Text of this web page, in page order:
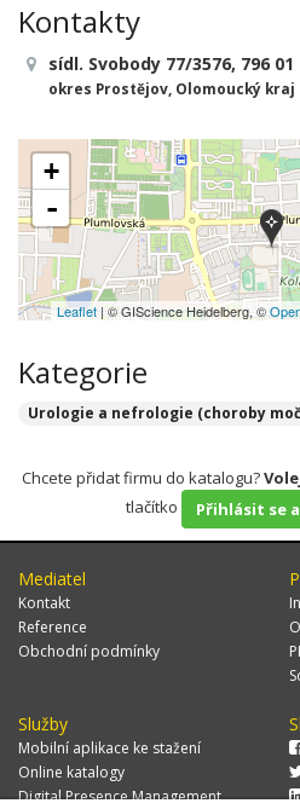
Kontakty
sídl. Svobody 77/3576, 796
okres Prostějov, Olomoucký kraj
+
-
Leaflet| © GIScience Heidelberg, ©
Kategorie
Urologie a nefrologie (choroby
Chcete přidat firmu do katalogu?
tlačítko
Přihlásit se
Mediatel
Kontakt
Reference
Obchodní podmínky
Služby
Mobilní aplikace ke stažení
Online katalogy
Digital Presence Management